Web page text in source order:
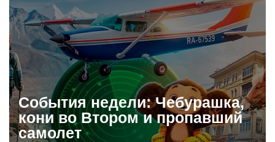
События недели: Чебурашка,
кони во Втором и пропавший
самолет